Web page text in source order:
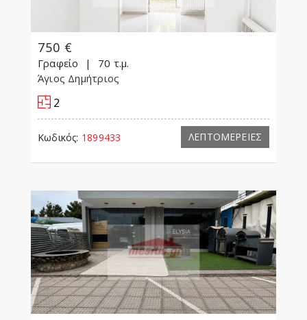
750 €
Γραφείο
70 τ.μ.
Άγιος Δημήτριος
2
Κωδικός: 1899433 ΛΕΠΤΟΜΕΡΕΙΕΣ